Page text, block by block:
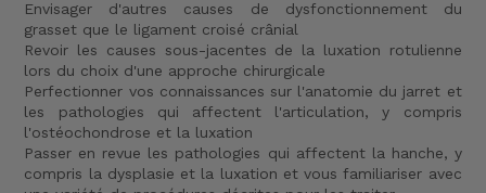
Envisager d'autres causes de dysfonctionnement du
grasset que le ligament croisé crânial
Revoir les causes sous-jacentes de la luxation rotulienne
lors du choix d'une approche chirurgicale
Perfectionner vos connaissances sur l'anatomie du jarret et
les pathologies qui affectent l'articulation, y compris
l'ostéochondrose et la luxation
Passer en revue les pathologies qui affectent la hanche, y
compris la dysplasie et la luxation et vous familiariser avec